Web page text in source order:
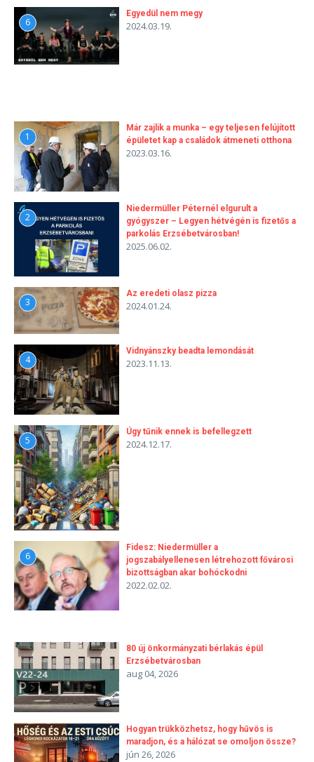
6
Egyedül nem megy
2024.03.19.
1
Már zajlik a munka – egy teljesen felújított
épületet kap a családok átmeneti otthona
2023.03.16.
2
Niedermüller Péternél elgurult a
gyógyszer – Legyen hétvégén is fizetős a
parkolás Erzsébetvárosban!
2025.06.02.
3
Az eredeti olasz pizza
2024.01.24.
4
Vidnyánszky beadta lemondását
2023.11.13.
5
Úgy tűnik ennek is befellegzett
2024.12.17.
6
Fidesz: Niedermüller a
jogszabályellenesen létrehozott fővárosi
bizottságban akar bohóckodni
2022.02.02.
80 új önkormányzati bérlakás épül
Erzsébetvárosban
aug 04, 2026
Hogyan trükközhetsz, hogy hűvös is
maradjon, és a hálózat se omoljon össze?
jún 26, 2026